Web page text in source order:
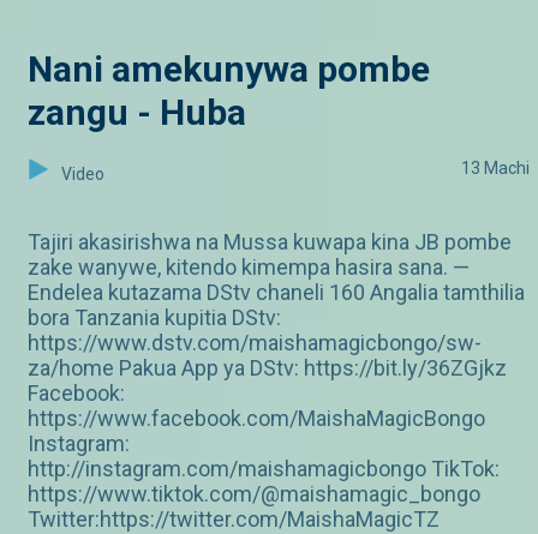
Nani amekunywa pombe
zangu - Huba
Video 13 Machi
Tajiri akasirishwa na Mussa kuwapa kina JB pombe
zake wanywe, kitendo kimempa hasira sana. —
Endelea kutazama DStv chaneli 160 Angalia tamthilia
bora Tanzania kupitia DStv:
https://www.dstv.com/maishamagicbongo/sw-
za/home Pakua App ya DStv: https://bit.ly/36ZGjkz
Facebook:
https://www.facebook.com/MaishaMagicBongo
Instagram:
http://instagram.com/maishamagicbongo TikTok:
https://www.tiktok.com/@maishamagic_bongo
Twitter:https://twitter.com/MaishaMagicTZ